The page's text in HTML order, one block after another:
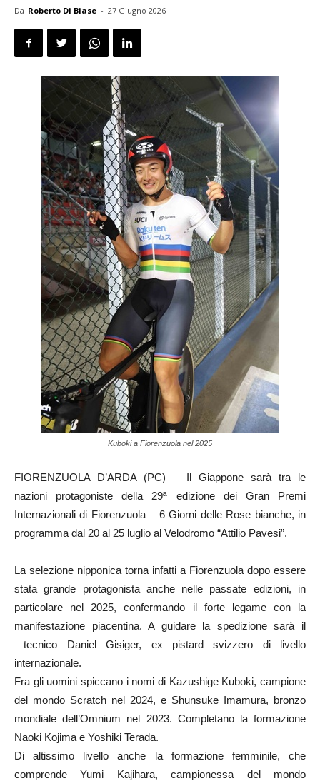
Da Roberto Di Biase - 27 Giugno 2026
Kuboki a Fiorenzuola nel 2025
FIORENZUOLA D’ARDA (PC) – Il Giappone sarà tra le
nazioni protagoniste della 29ª edizione dei Gran Premi
Internazionali di Fiorenzuola – 6 Giorni delle Rose bianche, in
programma dal 20 al 25 luglio al Velodromo “Attilio Pavesi”.
La selezione nipponica torna infatti a Fiorenzuola dopo essere
stata grande protagonista anche nelle passate edizioni, in
particolare nel 2025, confermando il forte legame con la
manifestazione piacentina. A guidare la spedizione sarà il
tecnico Daniel Gisiger, ex pistard svizzero di livello
internazionale.
Fra gli uomini spiccano i nomi di Kazushige Kuboki, campione
del mondo Scratch nel 2024, e Shunsuke Imamura, bronzo
mondiale dell’Omnium nel 2023. Completano la formazione
Naoki Kojima e Yoshiki Terada.
Di altissimo livello anche la formazione femminile, che
comprende Yumi Kajihara, campionessa del mondo